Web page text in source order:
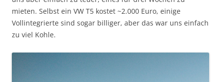
mieten. Selbst ein VW T5 kostet ~2.000 Euro, einige
Vollintegrierte sind sogar billiger, aber das war uns einfach
zu viel Kohle.